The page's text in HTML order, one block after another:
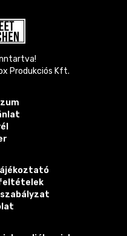
Produkciós Kft.